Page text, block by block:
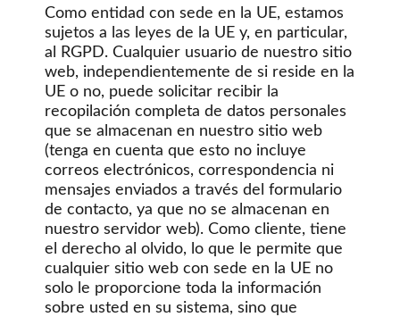
Como entidad con sede en la UE, estamos
sujetos a las leyes de la UE y, en particular,
al RGPD. Cualquier usuario de nuestro sitio
web, independientemente de si reside en la
UE o no, puede solicitar recibir la
recopilación completa de datos personales
que se almacenan en nuestro sitio web
(tenga en cuenta que esto no incluye
correos electrónicos, correspondencia ni
mensajes enviados a través del formulario
de contacto, ya que no se almacenan en
nuestro servidor web). Como cliente, tiene
el derecho al olvido, lo que le permite que
cualquier sitio web con sede en la UE no
solo le proporcione toda la información
sobre usted en su sistema, sino que